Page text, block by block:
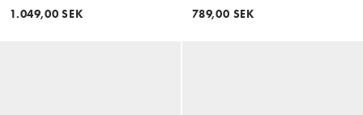
1.049,00 SEK
rygg i burgundy
789,00 SEK